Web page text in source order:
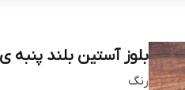
بلوز آستین‌ بلند پنبه
رنگ